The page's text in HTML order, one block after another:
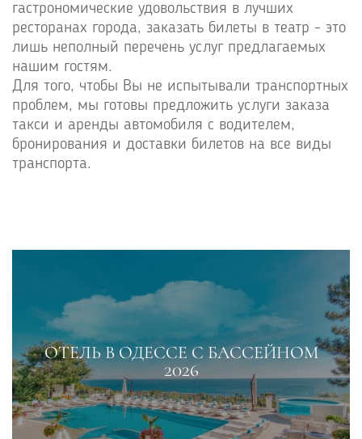
гастрономические удовольствия в лучших
ресторанах города, заказать билеты в театр - это
лишь неполный перечень услуг предлагаемых
нашим гостям.
Для того, чтобы Вы не испытывали транспортных
проблем, мы готовы предложить услуги заказа
такси и аренды автомобиля с водителем,
бронирования и доставки билетов на все виды
транспорта.
ОТЕЛЬ В ОДЕССЕ С БАССЕЙНОМ
2026